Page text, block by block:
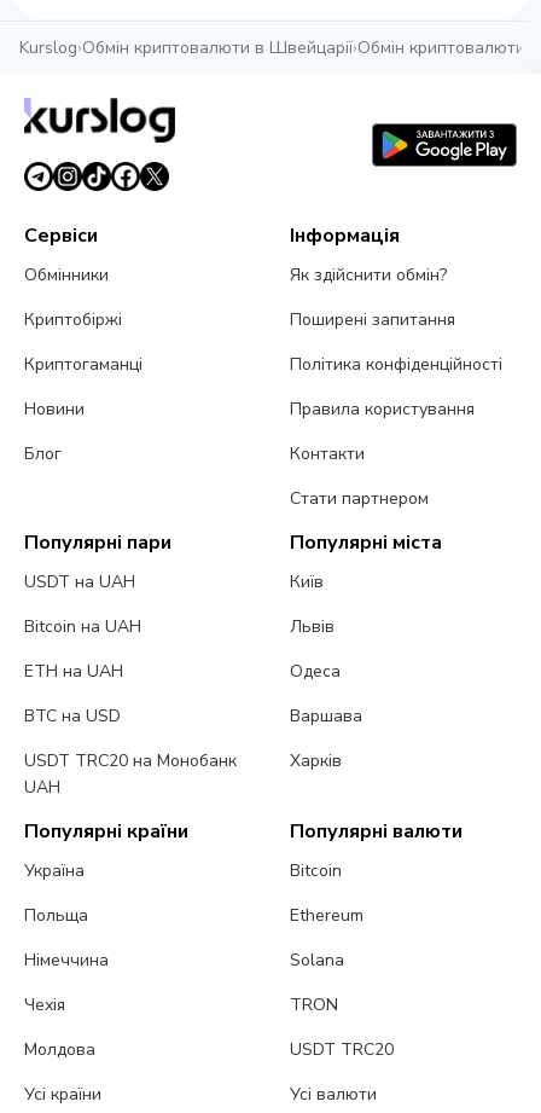
Kurslog›Обмін криптовалюти в Швейцарії›Обмін криптовалюти
Сервіси
Обмінники
Криптобіржі
Криптогаманці
Новини
Блог
Інформація
Як здійснити обмін?
Поширені запитання
Політика конфіденційності
Правила користування
Контакти
Стати партнером
Популярні пари
USDT на UAH
Bitcoin на UAH
ETH на UAH
BTC на USD
USDT TRC20 на Монобанк
UAH
Популярні міста
Київ
Львів
Одеса
Варшава
Харків
Популярні країни
Україна
Польща
Німеччина
Чехія
Молдова
Усі країни
Популярні валюти
Bitcoin
Ethereum
Solana
TRON
USDT TRC20
Усі валюти